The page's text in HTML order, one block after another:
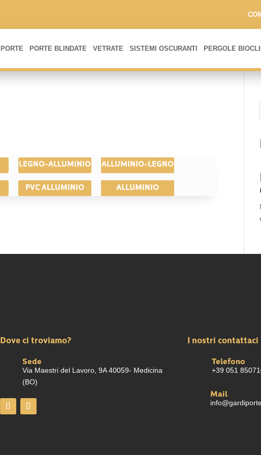
PORTE PORTE BLINDATE VETRATE SISTEMI OSCURANTI PERGOLE
LEGNO-ALLUMINIO
PVC ALLUMINIO
ALLUMINIO-LEGNO
ALLUMINIO
Dove ci troviamo?
Sede
Via Maestri del Lavoro, 9A 40059- Medicina
(BO)
I nostri contattaci
Telefono
+39 051
Mail